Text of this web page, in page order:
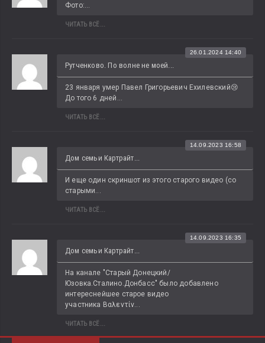
Фото:...
ЧИТАТЬ ВСЁ...
Рутченково. По волне не моей...
26.01.2024 14:40
23 января умер Павел Григорьевич Ехилевский😢
До того 6 дней...
ЧИТАТЬ ВСЁ...
Дом семьи Картрайт...
14.09.2023 16:58
И еще один скриншот из этого старого видео (со
старыми...
ЧИТАТЬ ВСЁ...
Дом семьи Картрайт...
14.09.2023 16:35
На канале "Старый Донецкий/
Юзовка.Сталино.Донбасс" было добавлено
интереснейшее старое видео
участника Βαλεντίν...
ЧИТАТЬ ВСЁ...